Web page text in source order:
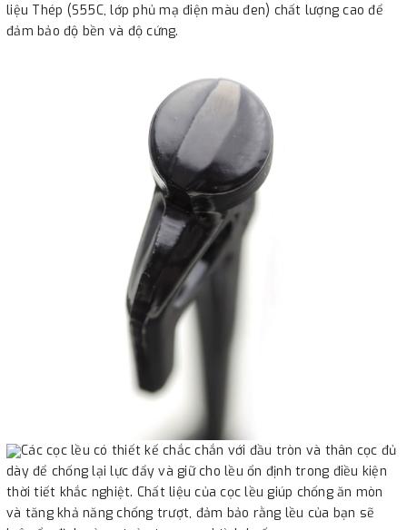
liệu Thép (S55C, lớp phủ mạ điện màu đen) chất lượng cao để
đảm bảo độ bền và độ cứng.
Các cọc lều có thiết kế chắc chắn với đầu tròn và thân cọc đủ
dày để chống lại lực đẩy và giữ cho lều ổn định trong điều kiện
thời tiết khắc nghiệt. Chất liệu của cọc lều giúp chống ăn mòn
và tăng khả năng chống trượt, đảm bảo rằng lều của bạn sẽ